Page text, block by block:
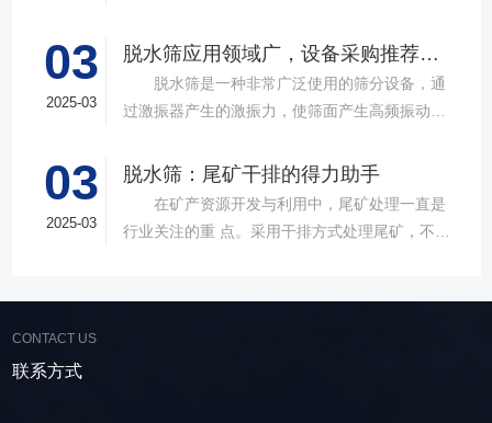
故道金机械，深耕振动筛分领域三十载，推出多
款高质量直线筛设备，以稳定的筛分质量，强大
的处理能力，提供建材砂石物料筛分解决方
队，产品设计时考虑机械结构、动力学特性和操
作便捷性，其生产的直线筛产品使用时，物料在
筛面快速且均匀分布，筛孔不堵塞，筛分效率
03
2025-03
脱水筛应用领域广，设备采购推荐选择实力厂家
脱水筛是一种非常广泛使用的筛分设备，通
过激振器产生的激振力，使筛面产生高频振动，
与液体之间的分离。在多个行业中，脱水筛都发
挥着不可或缺的作用。故道金机械带大家一起了
解。 ▲故道金机械单层高频脱水振动筛
筛协助去除多余的水分，以便于尾矿的堆放或再
03
2025-03
脱水筛：尾矿干排的得力助手
在矿产资源开发与利用中，尾矿处理一直是
行业关注的重 点。采用干排方式处理尾矿，不仅
CONTACT US
联系方式